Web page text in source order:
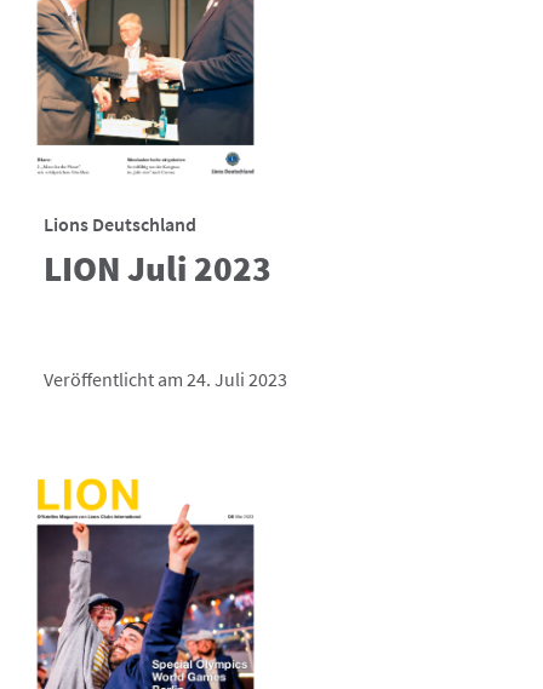
Lions Deutschland
LION Juli 2023
Veröffentlicht am 24. Juli 2023